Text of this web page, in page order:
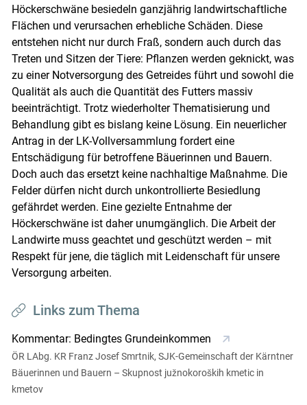
Höckerschwäne besiedeln ganzjährig landwirtschaftliche
Flächen und verursachen erhebliche Schäden. Diese
entstehen nicht nur durch Fraß, sondern auch durch das
Treten und Sitzen der Tiere: Pflanzen werden geknickt, was
zu einer Notversorgung des Getreides führt und sowohl die
Qualität als auch die Quantität des Futters massiv
beeinträchtigt. Trotz wiederholter Thematisierung und
Behandlung gibt es bislang keine Lösung. Ein neuerlicher
Antrag in der LK-Vollversammlung fordert eine
Entschädigung für betroffene Bäuerinnen und Bauern.
Doch auch das ersetzt keine nachhaltige Maßnahme. Die
Felder dürfen nicht durch unkontrollierte Besiedlung
gefährdet werden. Eine gezielte Entnahme der
Höckerschwäne ist daher unumgänglich. Die Arbeit der
Landwirte muss geachtet und geschützt werden – mit
Respekt für jene, die täglich mit Leidenschaft für unsere
Versorgung arbeiten.
Links zum Thema
Kommentar: Bedingtes Grundeinkommen
ÖR LAbg. KR Franz Josef Smrtnik, SJK-Gemeinschaft der Kärntner
Bäuerinnen und Bauern – Skupnost južnokoroških kmetic in
kmetov